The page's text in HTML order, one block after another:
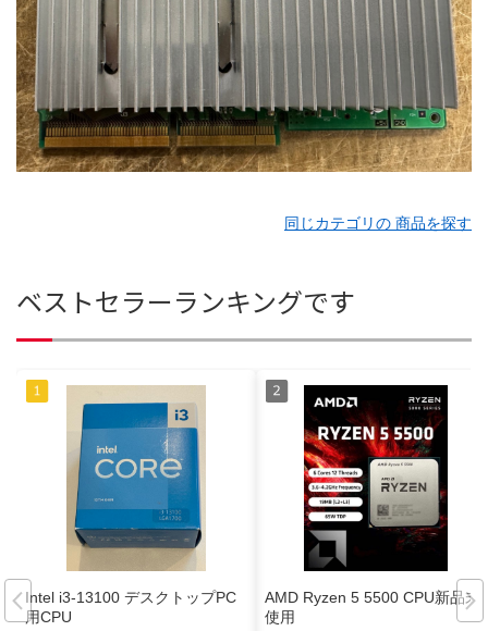
同じカテゴリの 商品を探す
ベストセラーランキングです
Intel i3-13100 デスクトップPC
用CPU
AMD Ryzen 5 5500 CPU新品未
使用